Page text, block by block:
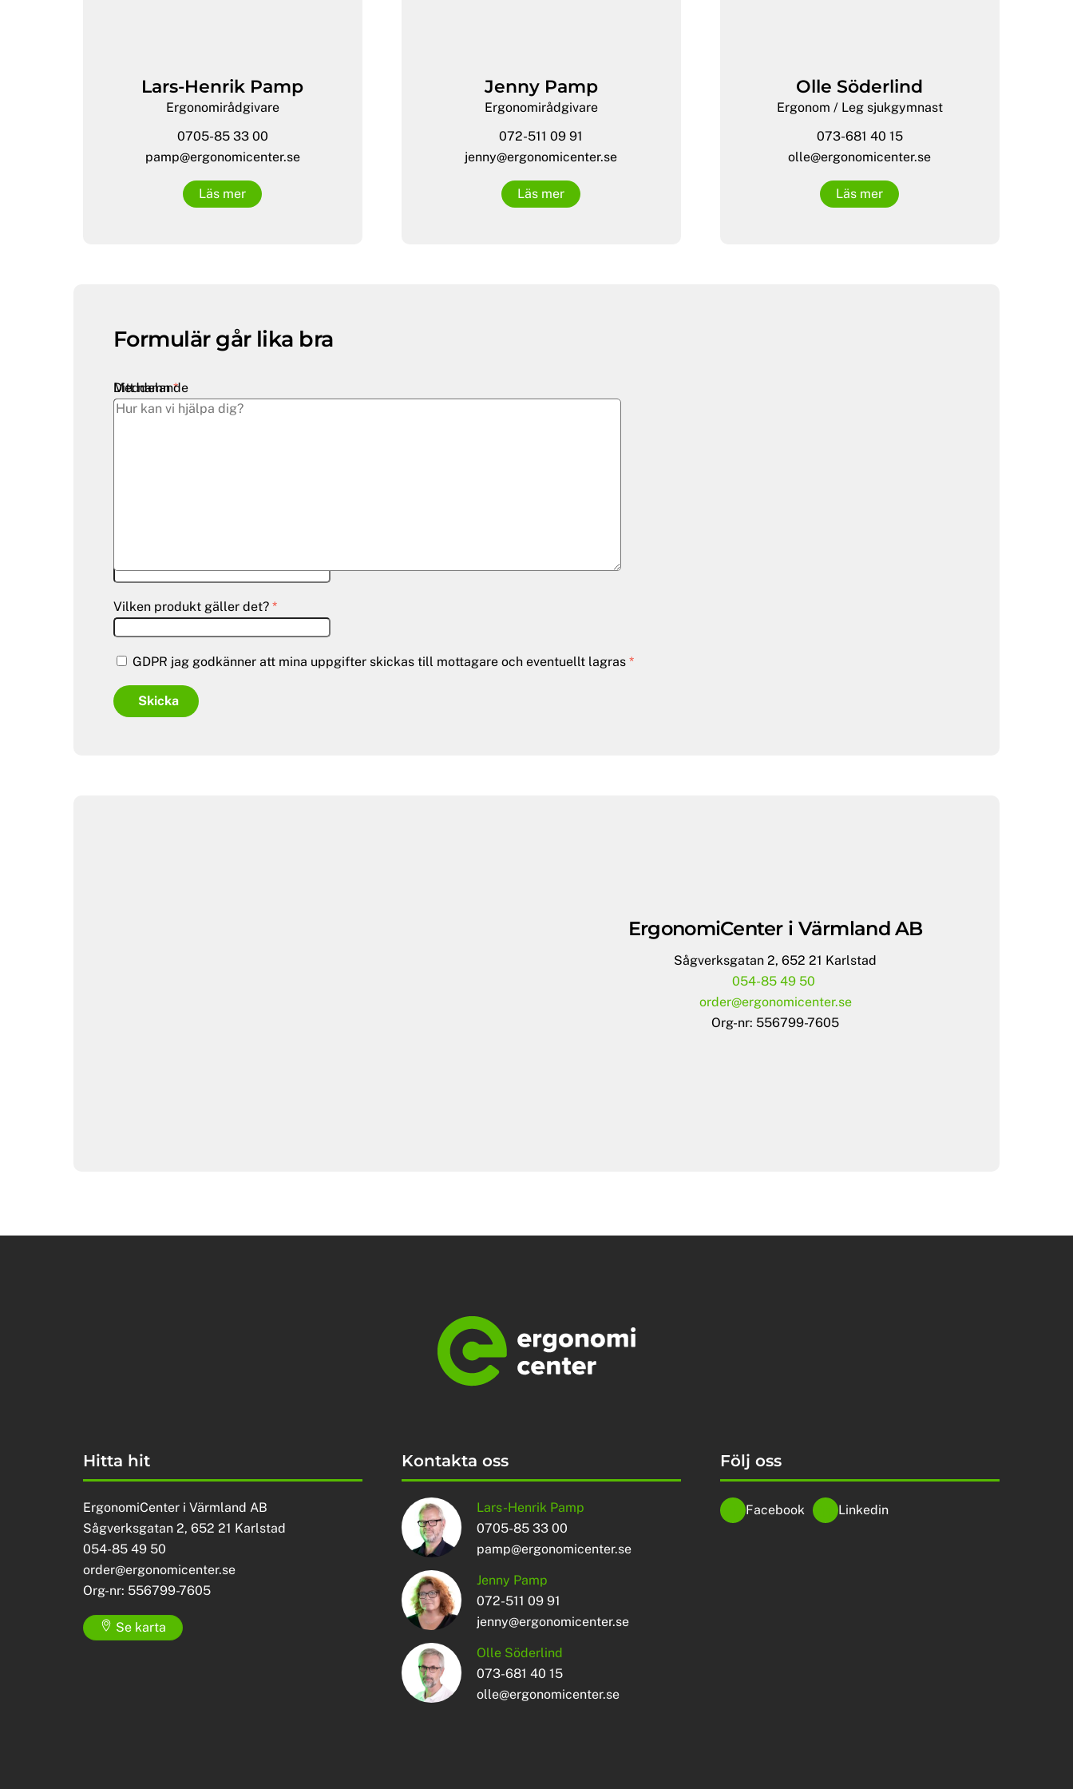
Lars-Henrik Pamp
Ergonomirådgivare
0705-85 33 00
pamp@ergonomicenter.se
Läs mer
Jenny Pamp
Ergonomirådgivare
072-511 09 91
jenny@ergonomicenter.se
Läs mer
Olle Söderlind
Ergonom / Leg sjukgymnast
073-681 40 15
olle@ergonomicenter.se
Läs mer
Formulär går lika bra
Ditt namn*
Meddelande
Vilken produkt gäller det? *
GDPR jag godkänner att mina uppgifter skickas till mottagare och eventuellt lagras *
Skicka
ErgonomiCenter i Värmland AB
Sågverksgatan 2, 652 21 Karlstad
054-85 49 50
order@ergonomicenter.se
Org-nr: 556799-7605
Hitta hit
ErgonomiCenter i Värmland AB
Sågverksgatan 2, 652 21 Karlstad
054-85 49 50
order@ergonomicenter.se
Org-nr: 556799-7605
Se karta
Kontakta oss
Lars-Henrik Pamp
0705-85 33 00
pamp@ergonomicenter.se
Jenny Pamp
072-511 09 91
jenny@ergonomicenter.se
Olle Söderlind
073-681 40 15
olle@ergonomicenter.se
Följ oss
Facebook Linkedin